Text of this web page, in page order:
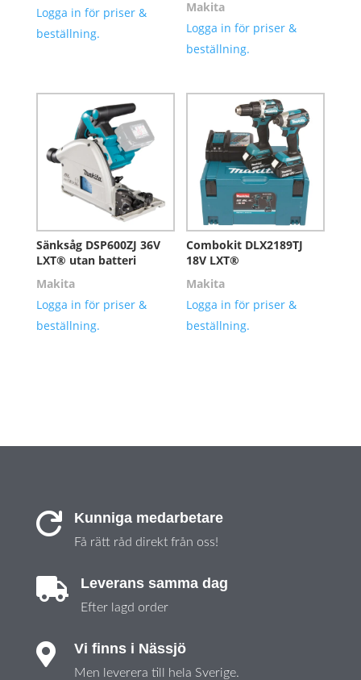
Logga in för priser &
beställning.
Makita
Logga in för priser &
beställning.
Sänksåg DSP600ZJ 36V
LXT® utan batteri
Makita
Logga in för priser &
beställning.
Combokit DLX2189TJ
18V LXT®
Makita
Logga in för priser &
beställning.
 Kunniga medarbetare
Få rätt råd direkt från oss!
 Leverans samma dag
Efter lagd order
 Vi finns i Nässjö
Men leverera till hela Sverige.